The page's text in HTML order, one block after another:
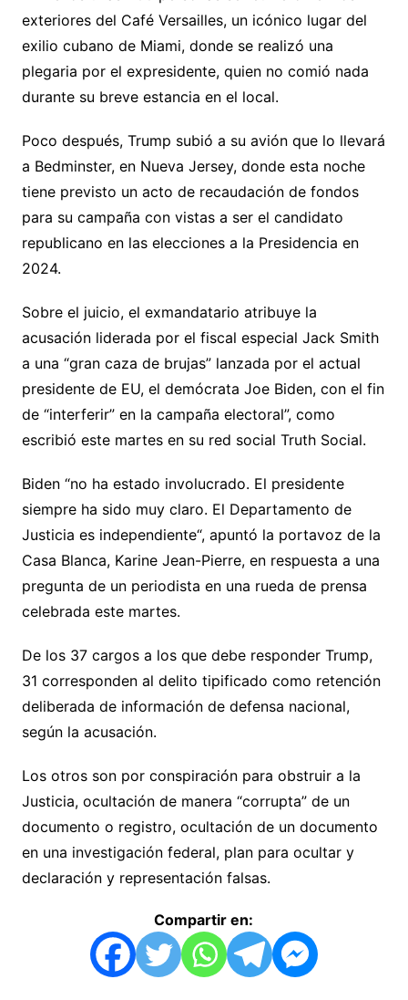
exteriores del Café Versailles, un icónico lugar del
exilio cubano de Miami, donde se realizó una
plegaria por el expresidente, quien no comió nada
durante su breve estancia en el local.
Poco después, Trump subió a su avión que lo llevará
a Bedminster, en Nueva Jersey, donde esta noche
tiene previsto un acto de recaudación de fondos
para su campaña con vistas a ser el candidato
republicano en las elecciones a la Presidencia en
2024.
Sobre el juicio, el exmandatario atribuye la
acusación liderada por el fiscal especial Jack Smith
a una “gran caza de brujas” lanzada por el actual
presidente de EU, el demócrata Joe Biden, con el fin
de “interferir” en la campaña electoral”, como
escribió este martes en su red social Truth Social.
Biden “no ha estado involucrado. El presidente
siempre ha sido muy claro. El Departamento de
Justicia es independiente“, apuntó la portavoz de la
Casa Blanca, Karine Jean-Pierre, en respuesta a una
pregunta de un periodista en una rueda de prensa
celebrada este martes.
De los 37 cargos a los que debe responder Trump,
31 corresponden al delito tipificado como retención
deliberada de información de defensa nacional,
según la acusación.
Los otros son por conspiración para obstruir a la
Justicia, ocultación de manera “corrupta” de un
documento o registro, ocultación de un documento
en una investigación federal, plan para ocultar y
declaración y representación falsas.
Compartir en: